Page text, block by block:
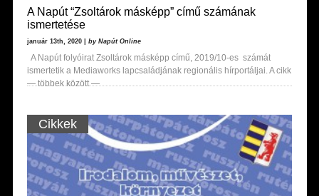
A Napút “Zsoltárok másképp” című számának
ismertetése
január 13th, 2020 | by Napút Online
A Napút folyóirat Zsoltárok másképp című, 2019/10-es számát
ismertetik a Mediaworks lapcsaládjának regionális hírportáljai. A cikk
— többek között —
Cikkek